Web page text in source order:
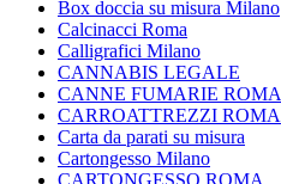
Box doccia su misura Milano
Calcinacci Roma
Calligrafici Milano
CANNABIS LEGALE
CANNE FUMARIE ROMA
CARROATTREZZI ROMA
Carta da parati su misura
Cartongesso Milano
CARTONGESSO ROMA